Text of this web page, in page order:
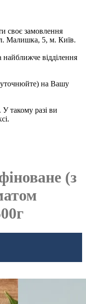
своє замовлення
Малишка, 5, м. Київ.
відділення
уточнюйте) на Вашу
У такому разі ви
(з